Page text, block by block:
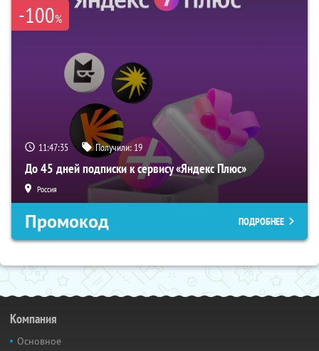
-100%
11:47:35 Получили: 19
До 45 дней подписки к сервису «Яндекс Плюс»
Россия
Промокод ПОДРОБНЕЕ
Компания
Основное